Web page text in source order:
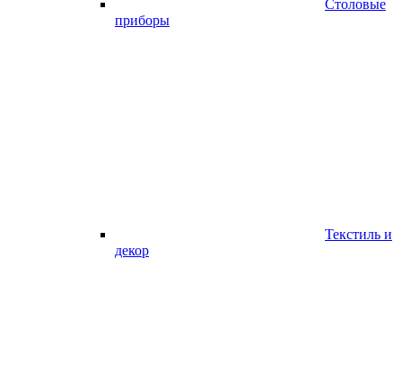
Столовые
приборы
Текстиль и
декор